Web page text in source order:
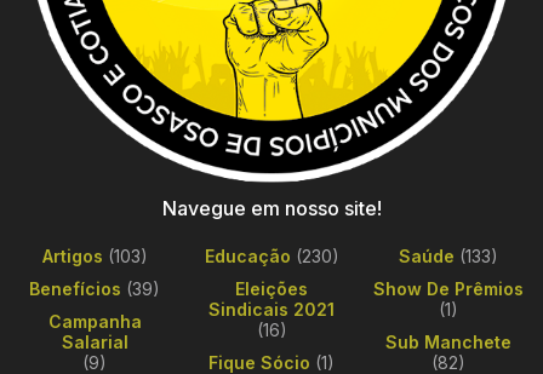
Navegue em nosso site!
Artigos (103)
Benefícios (39)
Campanha
Salarial
(9)
Educação (230)
Eleições
Sindicais 2021
(16)
Fique Sócio (1)
Saúde (133)
Show De Prêmios
(1)
Sub Manchete
(82)